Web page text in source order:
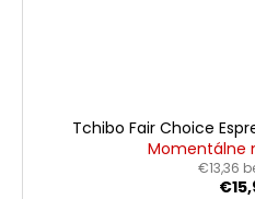
Tchibo Fair Choice
Momentálne
€13,36